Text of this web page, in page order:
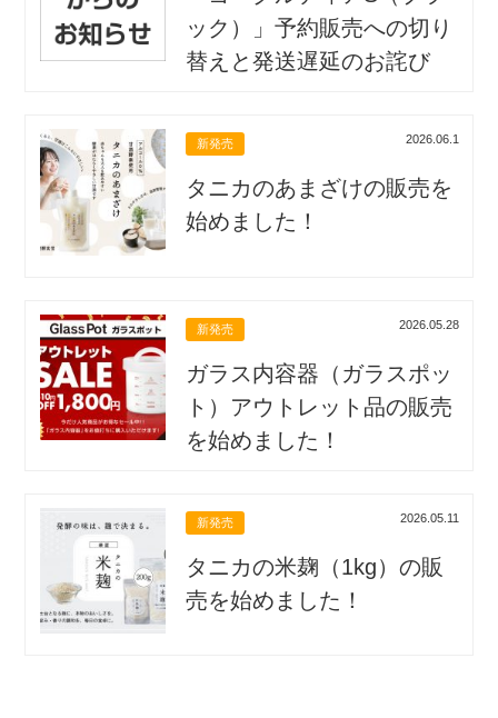
ック）」予約販売への切り
替えと発送遅延のお詫び
新発売 2026.06.1
タニカのあまざけの販売を
始めました！
新発売 2026.05.28
ガラス内容器（ガラスポッ
ト）アウトレット品の販売
を始めました！
新発売 2026.05.11
タニカの米麹（1kg）の販
売を始めました！